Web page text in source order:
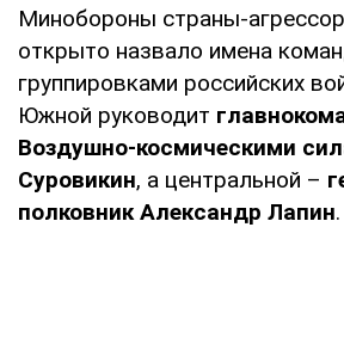
Минобороны страны-
открыто назвало имена
группировками российских
Южной руководит
Воздушно-космическими
Суровикин, а центральной –
полковник Александр Лапин.